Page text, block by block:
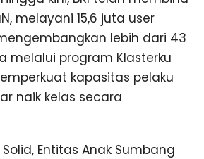
melayani 15,6 juta user
mengembangkan lebih dari 43
melalui program Klasterku
kapasitas pelaku
naik kelas secara
Solid, Entitas Anak Sumbang